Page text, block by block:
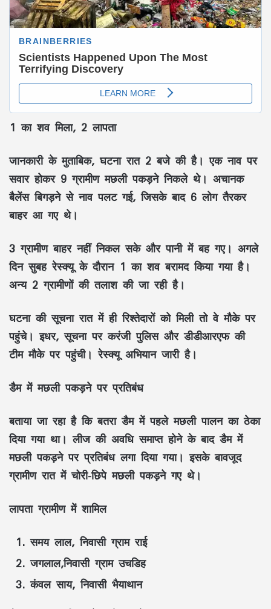
1 का शव मिला, 2 लापता
जानकारी के मुताबिक, घटना रात 2 बजे की है। एक नाव पर
सवार होकर 9 ग्रामीण मछली पकड़ने निकले थे। अचानक
बैलेंस बिगड़ने से नाव पलट गई, जिसके बाद 6 लोग तैरकर
बाहर आ गए थे।
3 ग्रामीण बाहर नहीं निकल सके और पानी में बह गए। अगले
दिन सुबह रेस्क्यू के दौरान 1 का शव बरामद किया गया है।
अन्य 2 ग्रामीणों की तलाश की जा रही है।
घटना की सूचना रात में ही रिश्तेदारों को मिली तो वे मौके पर
पहुंचे। इधर, सूचना पर करंजी पुलिस और डीडीआरएफ की
टीम मौके पर पहुंची। रेस्क्यू अभियान जारी है।
डैम में मछली पकड़ने पर प्रतिबंध
बताया जा रहा है कि बतरा डैम में पहले मछली पालन का ठेका
दिया गया था। लीज की अवधि समाप्त होने के बाद डैम में
मछली पकड़ने पर प्रतिबंध लगा दिया गया। इसके बावजूद
ग्रामीण रात में चोरी-छिपे मछली पकड़ने गए थे।
लापता ग्रामीण में शामिल
समय लाल, निवासी ग्राम राई
जगलाल,निवासी ग्राम उचडिह
कंवल साय, निवासी भैयाथान